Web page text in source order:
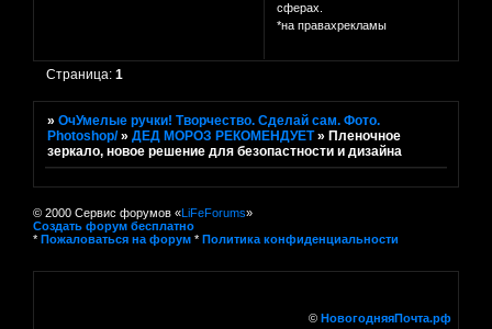
сферах.
*на правахрекламы
Страница:1
»ОчУмелые ручки! Творчество. Сделай сам. Фото.
Photoshop/ »ДЕД МОРОЗ РЕКОМЕНДУЕТ »Пленочное
зеркало, новое решение для безопастности и дизайна
© 2000 Сервис форумов «LiFeForums»
Создать форум бесплатно
* Пожаловаться на форум * Политика конфиденциальности
© НовогодняяПочта.рф